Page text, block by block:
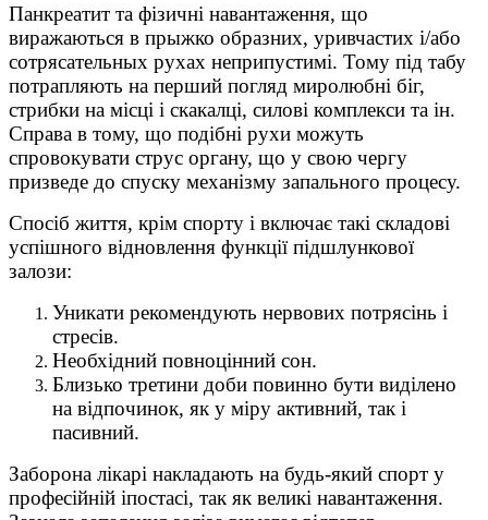
Панкреатит та фізичні навантаження, що
виражаються в прыжко образних, уривчастих і/або
сотрясательных рухах неприпустимі. Тому під табу
потрапляють на перший погляд миролюбні біг,
стрибки на місці і скакалці, силові комплекси та ін.
Справа в тому, що подібні рухи можуть
спровокувати струс органу, що у свою чергу
призведе до спуску механізму запального процесу.
Спосіб життя, крім спорту і включає такі складові
успішного відновлення функції підшлункової
залози:
Уникати рекомендують нервових потрясінь і
стресів.
Необхідний повноцінний сон.
Близько третини доби повинно бути виділено
на відпочинок, як у міру активний, так і
пасивний.
Заборона лікарі накладають на будь-який спорт у
професійній іпостасі, так як великі навантаження.